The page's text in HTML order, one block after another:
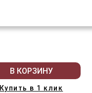
В КОРЗИНУ
Купить в 1 клик